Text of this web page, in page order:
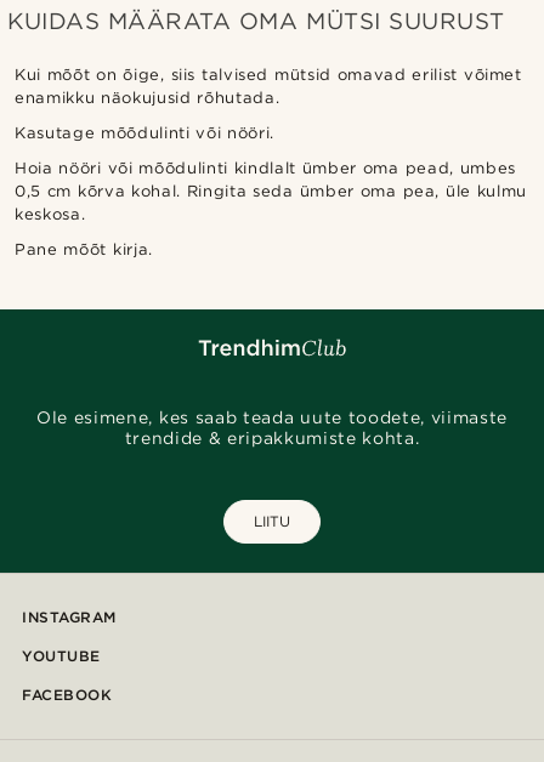
KUIDAS MÄÄRATA OMA MÜTSI SUURUST
Kui mõõt on õige, siis talvised mütsid omavad erilist võimet
enamikku näokujusid rõhutada.
Kasutage mõõdulinti või nööri.
Hoia nööri või mõõdulinti kindlalt ümber oma pead, umbes
0,5 cm kõrva kohal. Ringita seda ümber oma pea, üle kulmu
keskosa.
Pane mõõt kirja.
Ole esimene, kes saab teada uute toodete, viimaste
trendide & eripakkumiste kohta.
LIITU
INSTAGRAM
YOUTUBE
FACEBOOK